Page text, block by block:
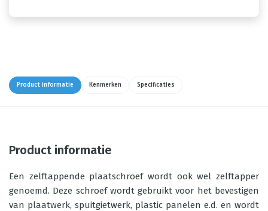
Product informatie Kenmerken Specificaties
Product informatie
Een zelftappende plaatschroef wordt ook wel zelftapper
genoemd. Deze schroef wordt gebruikt voor het bevestigen
van plaatwerk, spuitgietwerk, plastic panelen e.d. en wordt